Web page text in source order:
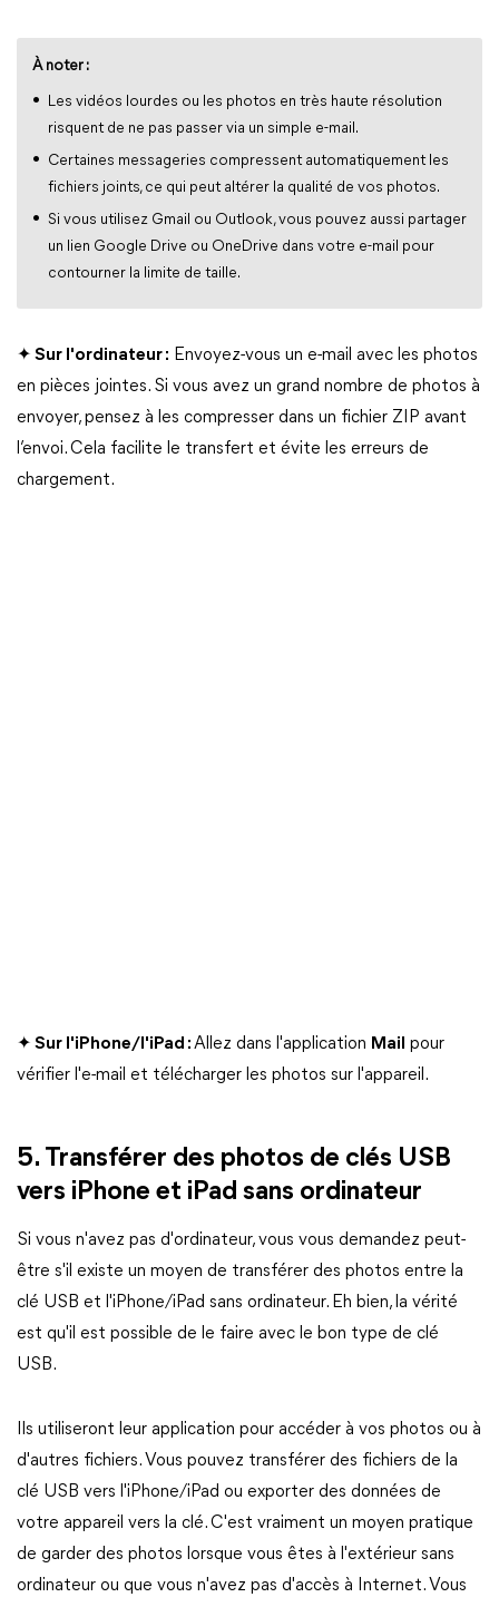
À noter :
Les vidéos lourdes ou les photos en très haute résolution
risquent de ne pas passer via un simple e-mail.
Certaines messageries compressent automatiquement les
fichiers joints, ce qui peut altérer la qualité de vos photos.
Si vous utilisez Gmail ou Outlook, vous pouvez aussi partager
un lien Google Drive ou OneDrive dans votre e-mail pour
contourner la limite de taille.
✦ Sur l'ordinateur : Envoyez-vous un e-mail avec les photos
en pièces jointes. Si vous avez un grand nombre de photos à
envoyer, pensez à les compresser dans un fichier ZIP avant
l’envoi. Cela facilite le transfert et évite les erreurs de
chargement.
✦ Sur l'iPhone/l'iPad :Allez dans l'application Mail pour
vérifier l'e-mail et télécharger les photos sur l'appareil.
5. Transférer des photos de clés USB
vers iPhone et iPad sans ordinateur
Si vous n'avez pas d'ordinateur, vous vous demandez peut-
être s'il existe un moyen de transférer des photos entre la
clé USB et l'iPhone/iPad sans ordinateur. Eh bien, la vérité
est qu'il est possible de le faire avec le bon type de clé
USB.
Ils utiliseront leur application pour accéder à vos photos ou à
d'autres fichiers. Vous pouvez transférer des fichiers de la
clé USB vers l'iPhone/iPad ou exporter des données de
votre appareil vers la clé. C'est vraiment un moyen pratique
de garder des photos lorsque vous êtes à l'extérieur sans
ordinateur ou que vous n'avez pas d'accès à Internet. Vous